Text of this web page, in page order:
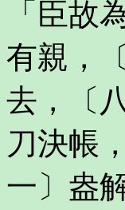
「臣故
有親，
去，〔
刀決帳
一〕盎